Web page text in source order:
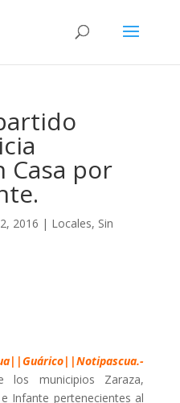
Casa por
2016 | Locales, Sin
los municipios Zaraza,
Infante pertenecientes al